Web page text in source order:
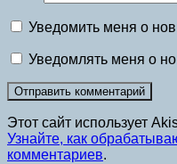
Уведомить меня о
Уведомлять меня о
Этот сайт использует
Узнайте, как
комментариев.